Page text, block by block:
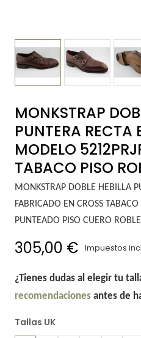
MONKSTRAP
PUNTERA RECTA
MODELO
TABACO PISO
MONKSTRAP DOBLE HEBILLA
FABRICADO EN CROSS
PUNTEADO PISO CUERO ROBLE
305,00 € Impuestos
¿Tienes dudas al elegir tu
recomendacionesantes de
Tallas UK